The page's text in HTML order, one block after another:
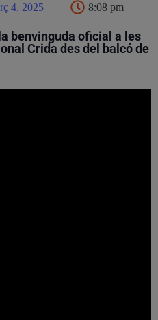
4, 2025 8:08 pm
benvinguda oficial a les
Crida des del balcó de